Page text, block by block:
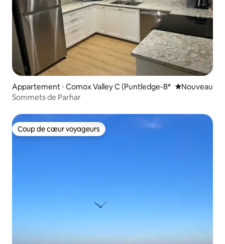
Appartement ⋅ Comox Valley C (Puntledge-B* Nouvel
Nouveau
Sommets de Parhar
Coup de cœur voyageurs
Coup de cœur voyageurs